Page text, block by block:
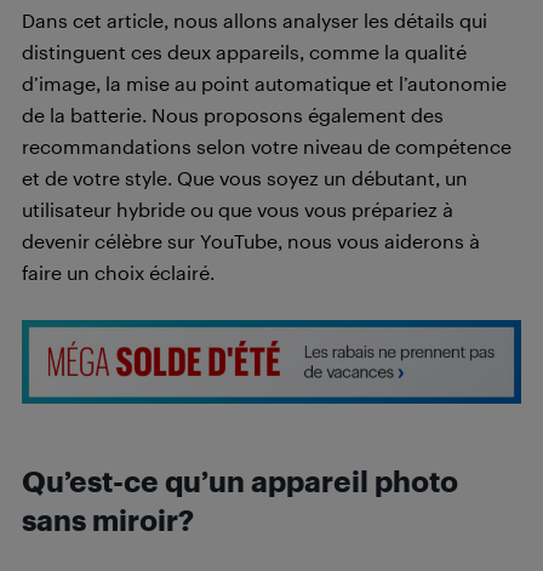
Dans cet article, nous allons analyser les détails qui
distinguent ces deux appareils, comme la qualité
d’image, la mise au point automatique et l’autonomie
de la batterie. Nous proposons également des
recommandations selon votre niveau de compétence
et de votre style. Que vous soyez un débutant, un
utilisateur hybride ou que vous vous prépariez à
devenir célèbre sur YouTube, nous vous aiderons à
faire un choix éclairé.
Qu’est-ce qu’un appareil photo
sans miroir?